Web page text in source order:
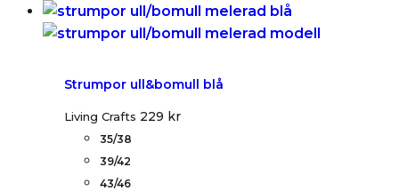
Strumpor ull&bomull blå
Living Crafts 229 kr
35/38
39/42
43/46